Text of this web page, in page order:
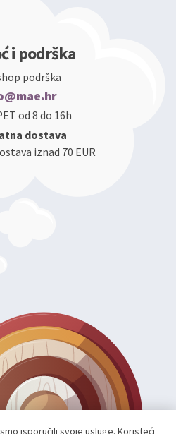
i podrška
podrška
od 8 do 16h
dostava
iznad 70 EUR
isporučili svoje usluge. Koristeći